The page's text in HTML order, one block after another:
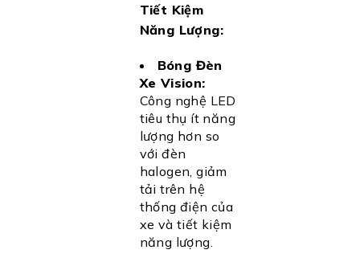
Tiết Kiệm
Năng Lượng:
Bóng Đèn
Xe Vision:
Công nghệ LED
tiêu thụ ít năng
lượng hơn so
với đèn
halogen, giảm
tải trên hệ
thống điện của
xe và tiết kiệm
năng lượng.